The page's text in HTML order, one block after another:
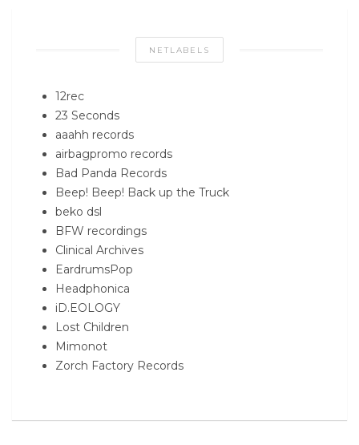
NETLABELS
12rec
23 Seconds
aaahh records
airbagpromo records
Bad Panda Records
Beep! Beep! Back up the Truck
beko dsl
BFW recordings
Clinical Archives
EardrumsPop
Headphonica
iD.EOLOGY
Lost Children
Mimonot
Zorch Factory Records